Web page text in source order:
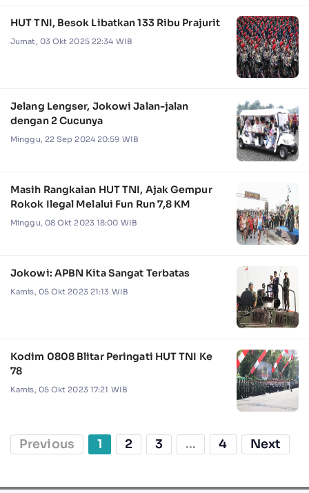
HUT TNI, Besok Libatkan 133 Ribu Prajurit
Jumat, 03 Okt 2025 22:34 WIB
Jelang Lengser, Jokowi Jalan-jalan
dengan 2 Cucunya
Minggu, 22 Sep 2024 20:59 WIB
Masih Rangkaian HUT TNI, Ajak Gempur
Rokok Ilegal Melalui Fun Run 7,8 KM
Minggu, 08 Okt 2023 18:00 WIB
Jokowi: APBN Kita Sangat Terbatas
Kamis, 05 Okt 2023 21:13 WIB
Kodim 0808 Blitar Peringati HUT TNI Ke
78
Kamis, 05 Okt 2023 17:21 WIB
Previous 1 2 3 ... 4 Next